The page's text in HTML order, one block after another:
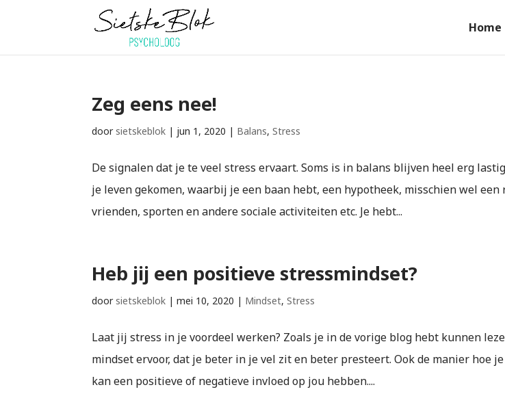
Home
Zeg eens nee!
doorsietskeblok | jun 1, 2020 | Balans,Stress
De signalen dat je te veel stress ervaart. Soms is in balans blijven heel erg
je leven gekomen, waarbij je een baan hebt, een hypotheek, misschien wel
vrienden, sporten en andere sociale activiteiten etc. Je hebt...
Heb jij een positieve stressmindset?
doorsietskeblok |mei 10, 2020 | Mindset,Stress
Laat jij stress in je voordeel werken? Zoals je in de vorige blog hebt kunnen
mindset ervoor, dat je beter in je vel zit en beter presteert. Ook de manier hoe
kan een positieve of negatieve invloed op jou hebben....